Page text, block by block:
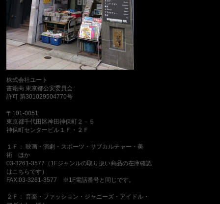
株式会社ユート
書籍商 東京都公安委員会
許可 第301029504770号
〒101-0051
東京都千代田区神田神保町２－５
神保町センタービル１Ｆ・２Ｆ
１Ｆ： 映画・演劇・スポーツ・サブカルチャー・美
術 ほか
03-3261-3577（1Fジャンルの取り扱い商品の在庫確認
はこちらです）
FAX:03-3261-3577 ※1F電話番号と同じです。
２Ｆ： 音楽・ファッション・ジャニーズ・アイドル・